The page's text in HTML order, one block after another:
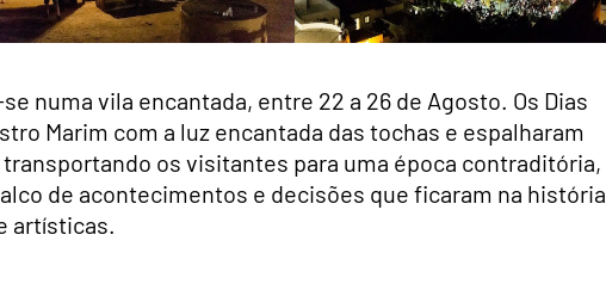
numa vila encantada, entre 22 a 26 de Agosto. Os Dias
Marim com a luz encantada das tochas e espalharam
os visitantes para uma época contraditória,
de acontecimentos e decisões que ficaram na
artísticas.